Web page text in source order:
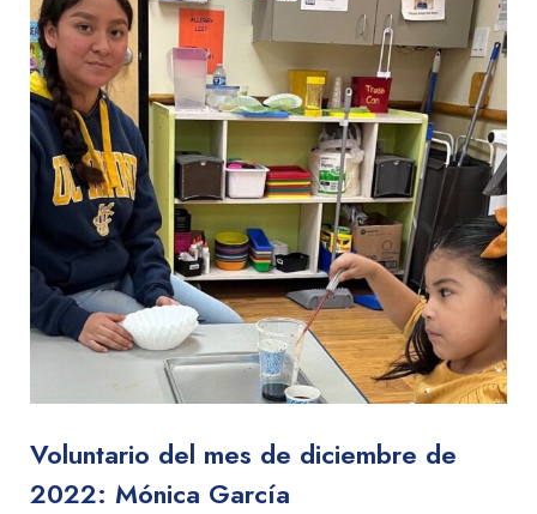
Voluntario del mes de diciembre de
2022: Mónica García